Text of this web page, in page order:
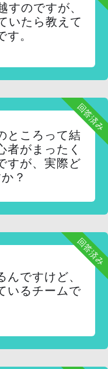
すのですが、
いたら教えて
。
回答済み
ところって結
者がまったく
すが、実際ど
？
回答済み
ですけど、
いるチームで